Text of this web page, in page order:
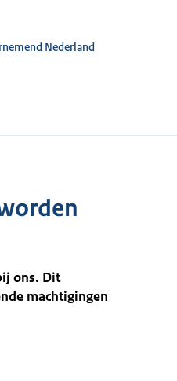
Nederland
ons. Dit
machtigingen